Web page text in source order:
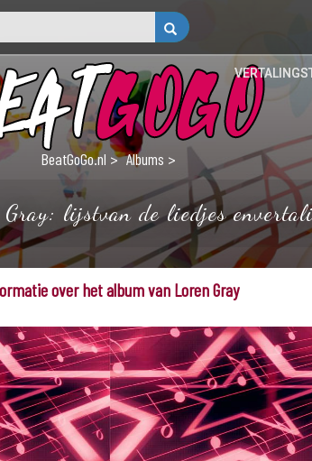
BeatGoGo.nl Albums
lijstvan de liedjes
over het album van Loren Gray